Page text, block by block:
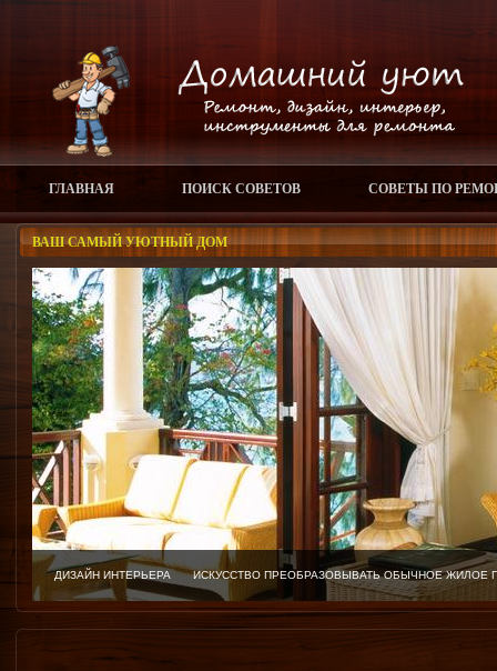
ГЛАВНАЯ ПОИСК СОВЕТОВ СОВЕТЫ ПО
ВАШ САМЫЙ УЮТНЫЙ ДОМ
ДИЗАЙН ИНТЕРЬЕРА ИСКУССТВО ПРЕОБРАЗОВЫВАТЬ ОБЫЧНОЕ